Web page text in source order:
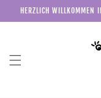
zum
Inhalt
HERZLICH WILLKOMMEN